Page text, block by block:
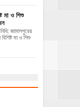
মা ও শিশু
জামালপুরের
মা ও শিশু